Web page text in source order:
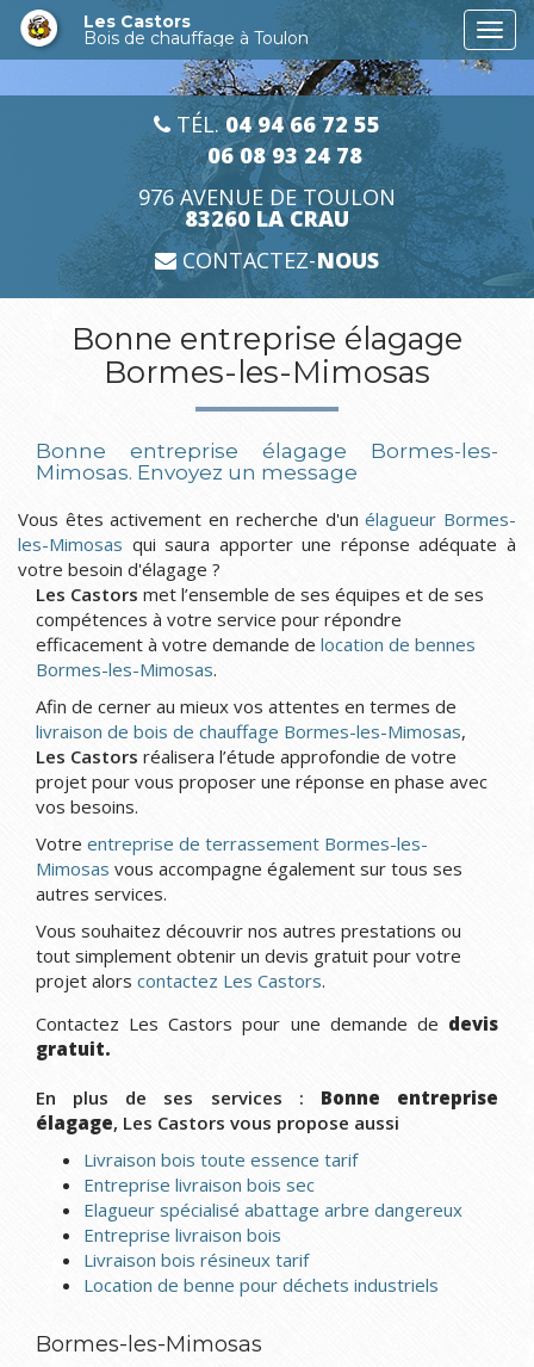
Aller
contenu
Les Castors
Bois de chauffage à Toulon
TÉL. 04 94 66 72 55
06 08 93 24 78
976 AVENUE DE TOULON
83260 LA CRAU
CONTACTEZ-NOUS
Bonne entreprise élagage
Bormes-les-Mimosas
Bonne entreprise élagage Bormes-les-
Mimosas. Envoyez un message
Vous êtes activement en recherche d'unélagueur Bormes-
les-Mimosas qui saura apporter une réponse adéquate à
votre besoin d'élagage ?
Les Castors met l’ensemble de ses équipes et de ses
compétences à votre service pour répondre
efficacement à votre demande de location de bennes
Bormes-les-Mimosas.
Afin de cerner au mieux vos attentes en termes de
livraison de bois de chauffage Bormes-les-Mimosas,
Les Castors réalisera l’étude approfondie de votre
projet pour vous proposer une réponse en phase avec
vos besoins.
Votre entreprise de terrassement Bormes-les-
Mimosas vous accompagne également sur tous ses
autres services.
Vous souhaitez découvrir nos autres prestations ou
tout simplement obtenir un devis gratuit pour votre
projet alors contactez Les Castors.
Contactez Les Castors pour une demande de devis
gratuit.
En plus de ses services : Bonne entreprise
élagage, Les Castors vous propose aussi
Livraison bois toute essence tarif
Entreprise livraison bois sec
Elagueur spécialisé abattage arbre dangereux
Entreprise livraison bois
Livraison bois résineux tarif
Location de benne pour déchets industriels
Bormes-les-Mimosas